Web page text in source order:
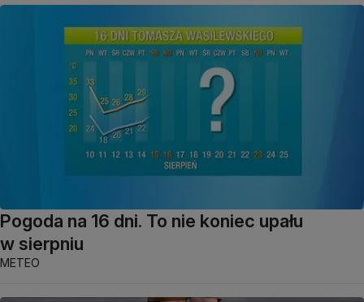
Pogoda na 16 dni. To nie koniec upału
w sierpniu
METEO